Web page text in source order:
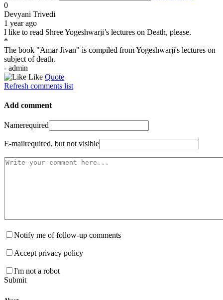
0
Devyani Trivedi
1 year ago
I like to read Shree Yogeshwarji’s lectures on Death, please.
*
The book "Amar Jivan" is compiled from Yogeshwarji's lectures on
subject of death.
- admin
Like Quote
Refresh comments list
Add comment
Namerequired
E-mailrequired, but not visible
Notify me of follow-up comments
Accept privacy policy
I'm not a robot
Submit